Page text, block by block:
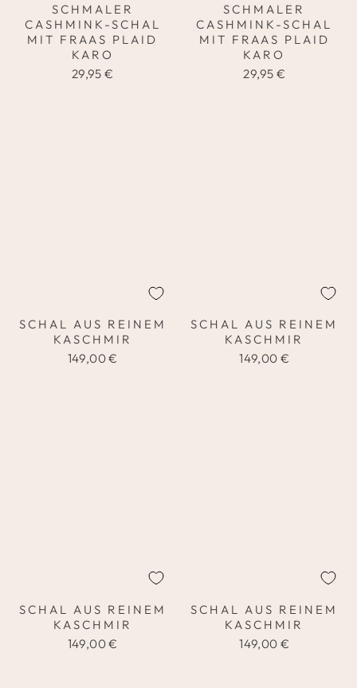
SCHMALER
CASHMINK-SCHAL
MIT FRAAS PLAID
KARO
29,95 €
SCHMALER
CASHMINK-SCHAL
MIT FRAAS PLAID
KARO
29,95 €
SCHAL AUS REINEM
KASCHMIR
149,00 €
SCHAL AUS REINEM
KASCHMIR
149,00 €
SCHAL AUS REINEM
KASCHMIR
149,00 €
SCHAL AUS REINEM
KASCHMIR
149,00 €